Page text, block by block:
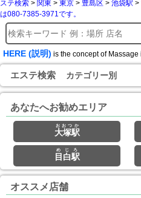
ステ検索 > 関東 > 東京 > 豊島区 > 池袋駅 >
は080-7385-3971です。
HERE (説明) is the concept of Massage
エステ検索 カテゴリー別
あなたへお勧めエリア
大塚駅
おおつか
目白駅
めじろ
オススメ店舗